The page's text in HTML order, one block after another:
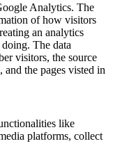
Analytics. The
of how visitors
an analytics
The data
visitors, the source
the pages visted in
like
platforms, collect